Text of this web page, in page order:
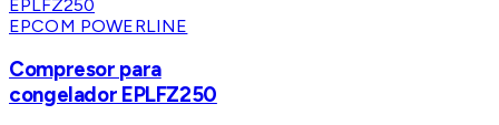
EPCOM POWERLINE
Compresor para
congelador EPLFZ250